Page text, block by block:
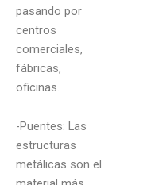
pasando por
centros
comerciales,
fábricas,
oficinas.
-Puentes: Las
estructuras
metálicas son el